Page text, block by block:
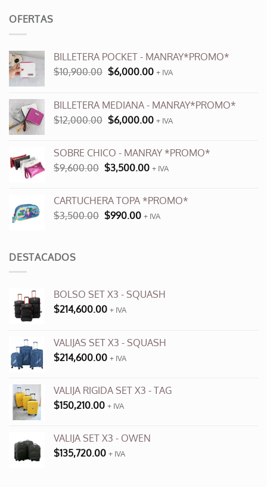
OFERTAS
BILLETERA POCKET - MANRAY*PROMO*
$10,900.00 El
era:
$10,900.00.
$6,000.00El
es:
$6,000.00.
+ IVA
BILLETERA MEDIANA - MANRAY*PROMO*
$12,000.00 El
era:
$12,000.00.
$6,000.00El
es:
$6,000.00.
+ IVA
SOBRE CHICO - MANRAY *PROMO*
$9,600.00 El
era:
$9,600.00.
$3,500.00El
es:
$3,500.00.
+ IVA
CARTUCHERA TOPA *PROMO*
$3,500.00 El
$990.00El+ IVA
DESTACADOS
BOLSO SET X3 - SQUASH
$214,600.00 + IVA
VALIJAS SET X3 - SQUASH
$214,600.00 + IVA
VALIJA RIGIDA SET X3 - TAG
$150,210.00 + IVA
VALIJA SET X3 - OWEN
$135,720.00 + IVA